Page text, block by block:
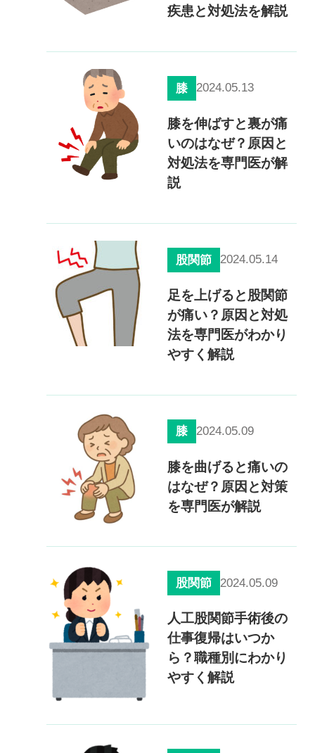
疾患と対処法を解説
膝 2024.05.13
膝を伸ばすと裏が痛
いのはなぜ？原因と
対処法を専門医が解
説
股関節 2024.05.14
足を上げると股関節
が痛い？原因と対処
法を専門医がわかり
やすく解説
膝 2024.05.09
膝を曲げると痛いの
はなぜ？原因と対策
を専門医が解説
股関節 2024.05.09
人工股関節手術後の
仕事復帰はいつか
ら？職種別にわかり
やすく解説